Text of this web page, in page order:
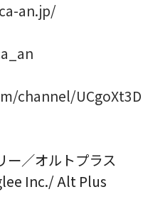
an.jp/
channel/
ー／オルトプラス
Inc./ Alt Plus